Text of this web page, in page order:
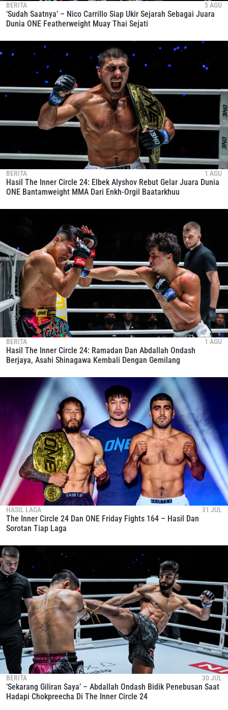
BERITA 5 AGU
‘Sudah Saatnya’ – Nico Carrillo Siap Ukir Sejarah Sebagai Juara
Dunia ONE Featherweight Muay Thai Sejati
BERITA 1 AGU
Hasil The Inner Circle 24: Elbek Alyshov Rebut Gelar Juara Dunia
ONE Bantamweight MMA Dari Enkh-Orgil Baatarkhuu
BERITA 1 AGU
Hasil The Inner Circle 24: Ramadan Dan Abdallah Ondash
Berjaya, Asahi Shinagawa Kembali Dengan Gemilang
HASIL LAGA 31 JUL
The Inner Circle 24 Dan ONE Friday Fights 164 – Hasil Dan
Sorotan Tiap Laga
BERITA 30 JUL
‘Sekarang Giliran Saya’ – Abdallah Ondash Bidik Penebusan Saat
Hadapi Chokpreecha Di The Inner Circle 24